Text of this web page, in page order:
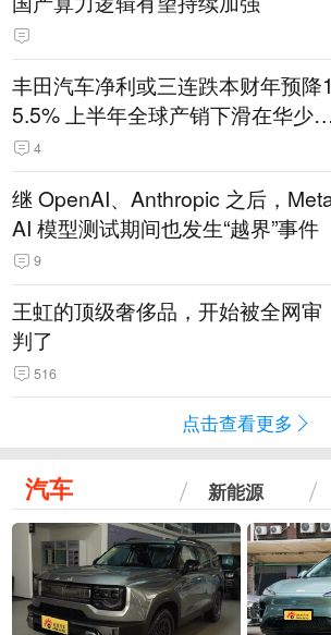
丰田汽车净利或三连跌本财年预降1
5.5% 上半年全球产销下滑在华少
14.3万辆
4
继 OpenAI、Anthropic 之后，
AI 模型测试期间也发生“越界”事件
9
王虹的顶级奢侈品，开始被全网审
判了
516
点击查看更多
汽车 新能源